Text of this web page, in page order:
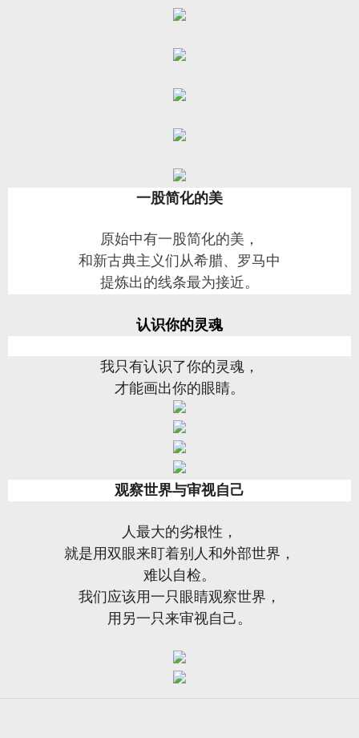
一股简化的美
原始中有一股简化的美，
和新古典主义们从希腊、罗马中
提炼出的线条最为接近。
认识你的灵魂
我只有认识了你的灵魂，
才能画出你的眼睛。
观察世界与审视自己
人最大的劣根性，
就是用双眼来盯着别人和外部世界，
难以自检。
我们应该用一只眼睛观察世界，
用另一只来审视自己。